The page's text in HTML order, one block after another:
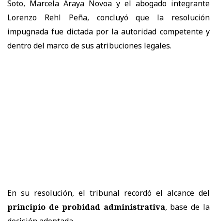
Soto, Marcela Araya Novoa y el abogado integrante
Lorenzo Rehl Peña, concluyó que la resolución
impugnadafue dictada por la autoridad competente y
dentro del marco de sus atribuciones legales.
En su resolución, el tribunal recordó el alcance del
principio de probidad administrativa, base de la